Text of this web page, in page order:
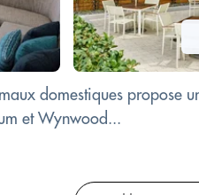
domestiques propose
et Wynwood...